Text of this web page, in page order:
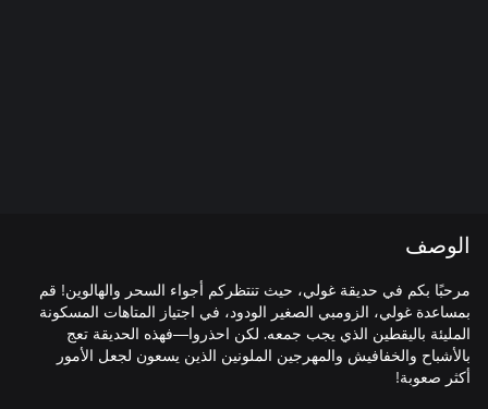
الوصف
مرحبًا بكم في حديقة غولي، حيث تنتظركم أجواء السحر والهالوين! قم
بمساعدة غولي، الزومبي الصغير الودود، في اجتياز المتاهات المسكونة
المليئة باليقطين الذي يجب جمعه. لكن احذروا—فهذه الحديقة تعج
بالأشباح والخفافيش والمهرجين الملونين الذين يسعون لجعل الأمور